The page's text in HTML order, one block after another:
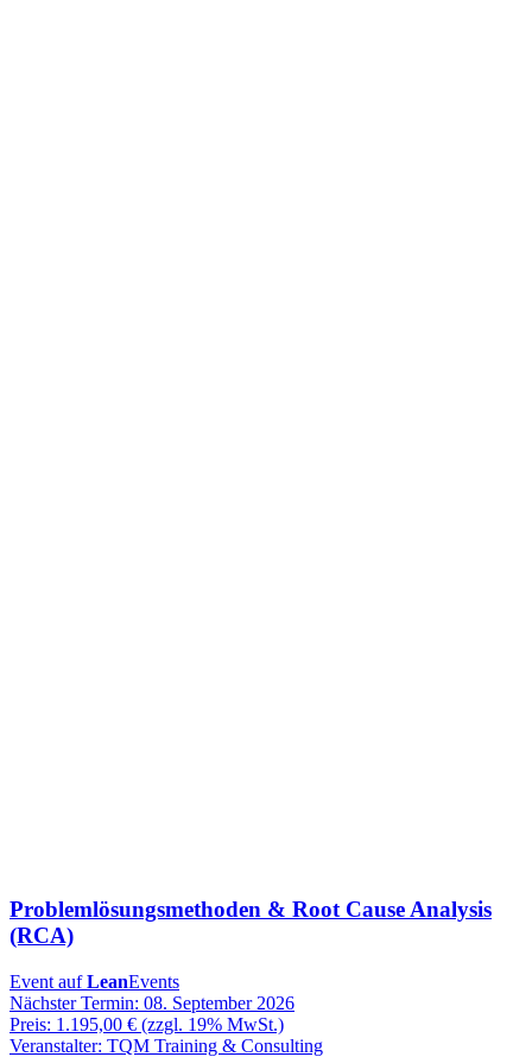
Problemlösungsmethoden & Root Cause Analysis
(RCA)
Event aufLeanEvents
Nächster Termin: 08. September 2026
Preis: 1.195,00 € (zzgl. 19% MwSt.)
Veranstalter: TQM Training & Consulting